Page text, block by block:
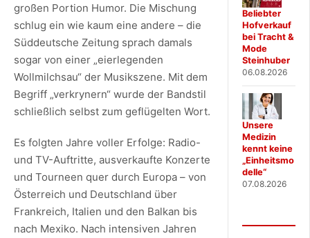
großen Portion Humor. Die Mischung
schlug ein wie kaum eine andere – die
Süddeutsche Zeitung sprach damals
sogar von einer „eierlegenden
Wollmilchsau“ der Musikszene. Mit dem
Begriff „verkrynern“ wurde der Bandstil
schließlich selbst zum geflügelten Wort.
Es folgten Jahre voller Erfolge: Radio-
und TV-Auftritte, ausverkaufte Konzerte
und Tourneen quer durch Europa – von
Österreich und Deutschland über
Frankreich, Italien und den Balkan bis
nach Mexiko. Nach intensiven Jahren
Beliebter
Hofverkauf
bei Tracht &
Mode
Steinhuber
06.08.2026
Unsere
Medizin
kennt keine
„Einheitsmo
delle“
07.08.2026